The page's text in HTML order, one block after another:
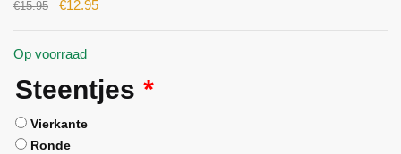
€15.95 €12.95
Op voorraad
Steentjes *
Vierkante
Ronde